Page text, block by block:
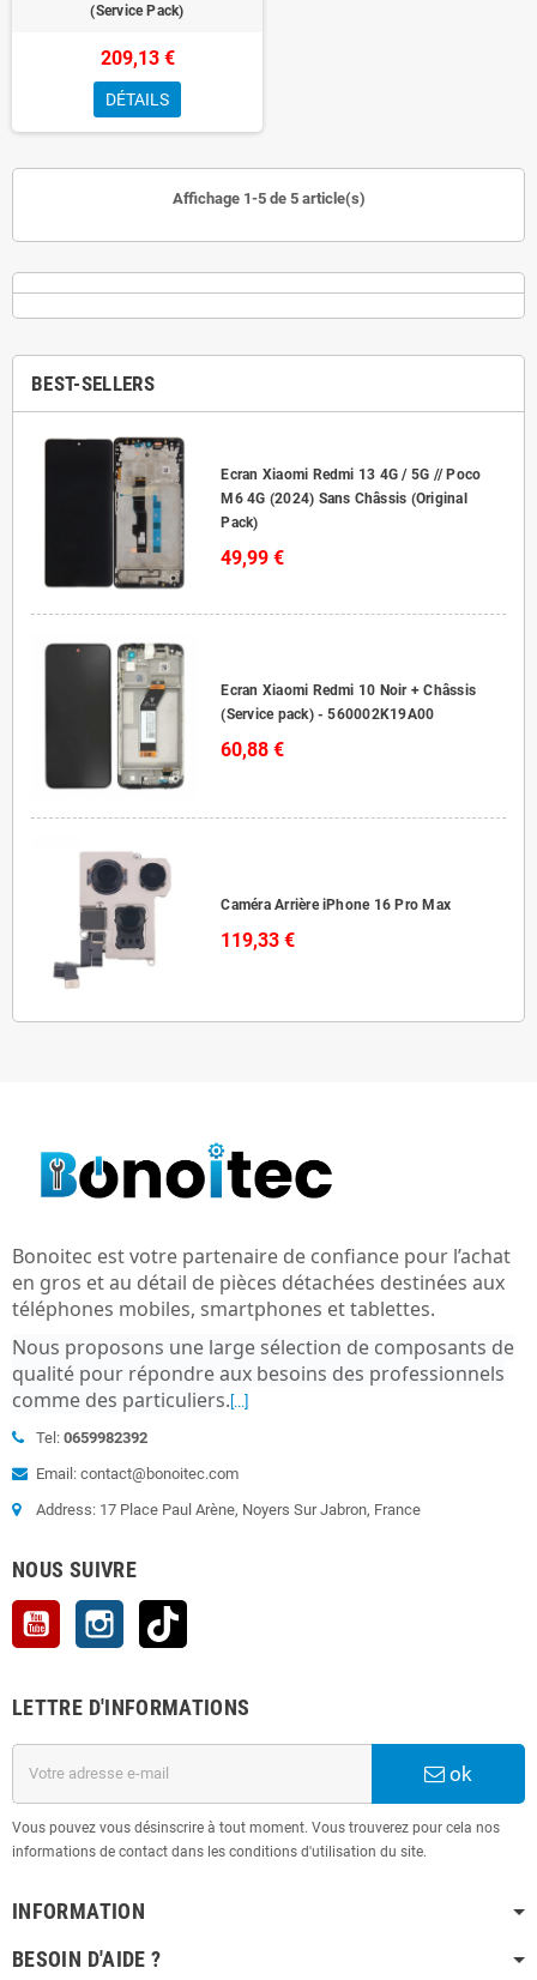
BEST-SELLERS
Ecran Xiaomi Redmi 13 4G / 5G // Poco
M6 4G (2024) Sans Châssis (Original
Pack)
49,99 €
Ecran Xiaomi Redmi 10 Noir + Châssis
(Service pack) - 560002K19A00
60,88 €
Caméra Arrière iPhone 16 Pro Max
119,33 €
(Service Pack)
209,13 €
DÉTAILS
Affichage 1-5 de 5 article(s)
Bonoitec est votre partenaire de confiance pour l’achat
en gros et au détail de pièces détachées destinées aux
téléphones mobiles, smartphones et tablettes.
Nous proposons une large sélection de composants de
qualité pour répondre aux besoins des professionnels
comme des particuliers. [...]
Tel: 0659982392
Email: contact@bonoitec.com
Address: 17 Place Paul Arène, Noyers Sur Jabron, France
NOUS SUIVRE
YouTube Instagram
LETTRE D'INFORMATIONS
ok
Vous pouvez vous désinscrire à tout moment. Vous trouverez pour cela nos
informations de contact dans les conditions d'utilisation du site.
INFORMATION
BESOIN D'AIDE ?